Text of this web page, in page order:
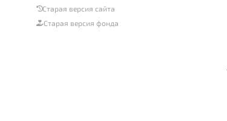
Старая версия сайта
Старая версия фонда